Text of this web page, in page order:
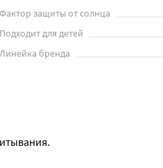
Фактор защиты от солнца
Подходит для детей
Линейка бренда